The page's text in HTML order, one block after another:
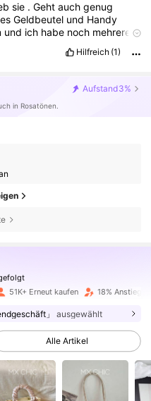
sie . Geht auch genug
Geldbeutel und Handy
und ich habe noch mehrere
Hilfreich (1)
Aufstand3%
in Rosatönen.
51K+ Erneut kaufen 18% Anstieg
」 ausgewählt
Alle Artikel